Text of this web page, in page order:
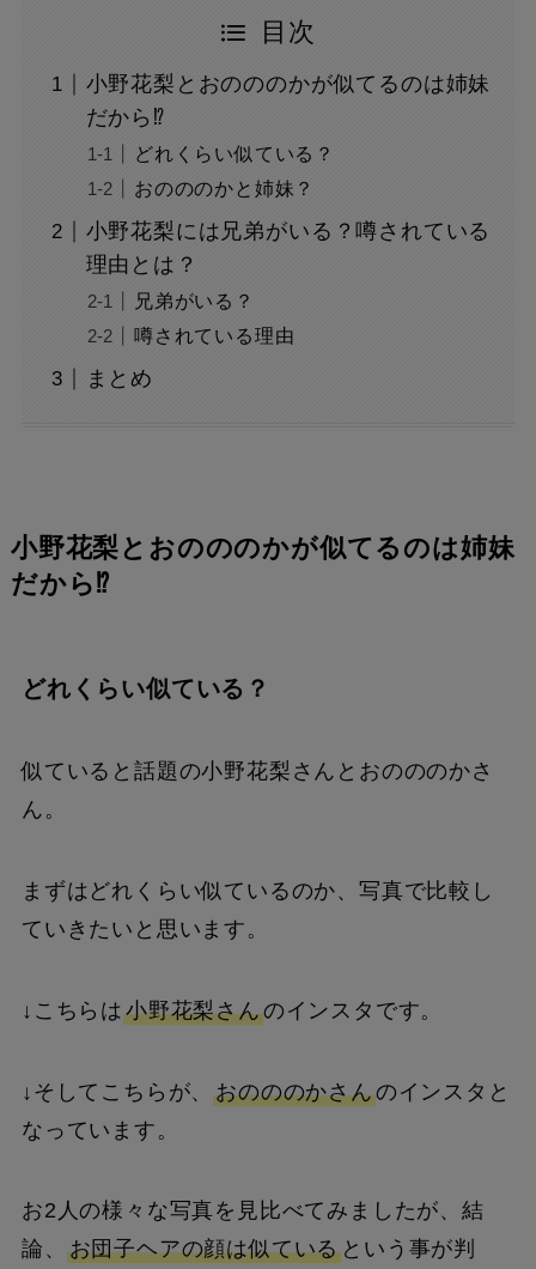
目次
小野花梨とおのののかが似てるのは姉妹
だから⁉
どれくらい似ている？
おのののかと姉妹？
小野花梨には兄弟がいる？噂されている
理由とは？
兄弟がいる？
噂されている理由
まとめ
小野花梨とおのののかが似てるのは姉妹
だから⁉
どれくらい似ている？
似ていると話題の小野花梨さんとおのののかさ
ん。
まずはどれくらい似ているのか、写真で比較し
ていきたいと思います。
↓こちらは 小野花梨さんのインスタです。
↓そしてこちらが、おのののかさんのインスタと
なっています。
お2人の様々な写真を見比べてみましたが、結
論、 お団子ヘアの顔は似ている という事が判